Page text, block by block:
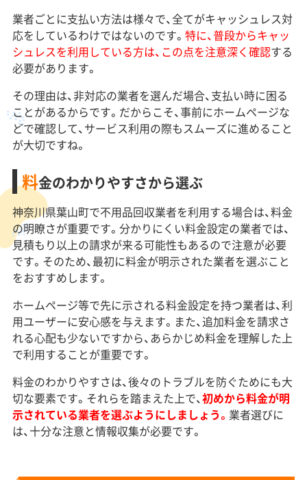
業者ごとに支払い方法は様々で、全てがキャッシュレス対
応をしているわけではないのです。 特に、普段からキャッ
シュレスを利用している方は、この点を注意深く確認する
必要があります。
その理由は、非対応の業者を選んだ場合、支払い時に困る
ことがあるからです。だからこそ、事前にホームページな
どで確認して、サービス利用の際もスムーズに進めること
が大切ですね。
料金のわかりやすさから選ぶ
神奈川県葉山町で不用品回収業者を利用する場合は、料金
の明瞭さが重要です。分かりにくい料金設定の業者では、
見積もり以上の請求が来る可能性もあるので注意が必要
です。そのため、最初に料金が明示された業者を選ぶこと
をおすすめします。
ホームページ等で先に示される料金設定を持つ業者は、利
用ユーザーに安心感を与えます。また、追加料金を請求さ
れる心配も少ないですから、あらかじめ料金を理解した上
で利用することが重要です。
料金のわかりやすさは、後々のトラブルを防ぐためにも大
切な要素です。それらを踏まえた上で、初めから料金が明
示されている業者を選ぶようにしましょう。 業者選びに
は、十分な注意と情報収集が必要です。